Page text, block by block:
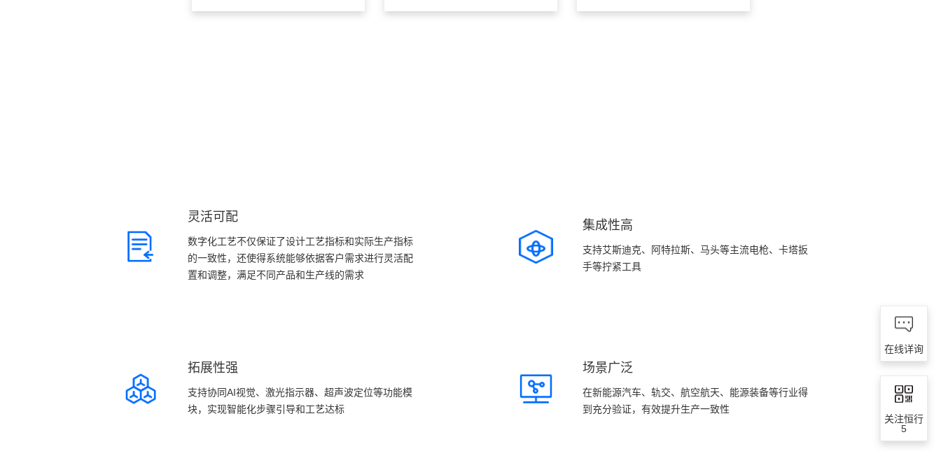
灵活可配
数字化工艺不仅保证了设计工艺指标和实际生产指标
的一致性，还使得系统能够依据客户需求进行灵活配
置和调整，满足不同产品和生产线的需求
集成性高
支持艾斯迪克、阿特拉斯、马头等主流电枪、卡塔扳
手等拧紧工具
拓展性强
支持协同AI视觉、激光指示器、超声波定位等功能模
块，实现智能化步骤引导和工艺达标
场景广泛
在新能源汽车、轨交、航空航天、能源装备等行业得
到充分验证，有效提升生产一致性
在线详询
关注恒行
5